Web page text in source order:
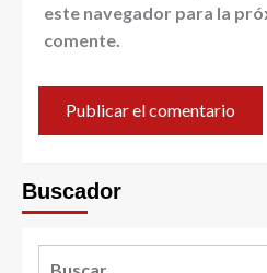
este navegador para la
comente.
Buscador